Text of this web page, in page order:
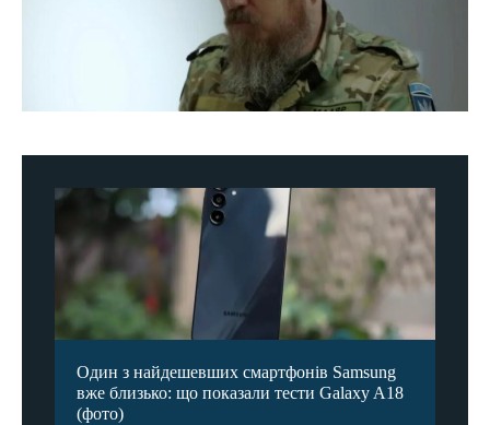
Один з найдешевших смартфонів Samsung
вже близько: що показали тести Galaxy A18
(фото)